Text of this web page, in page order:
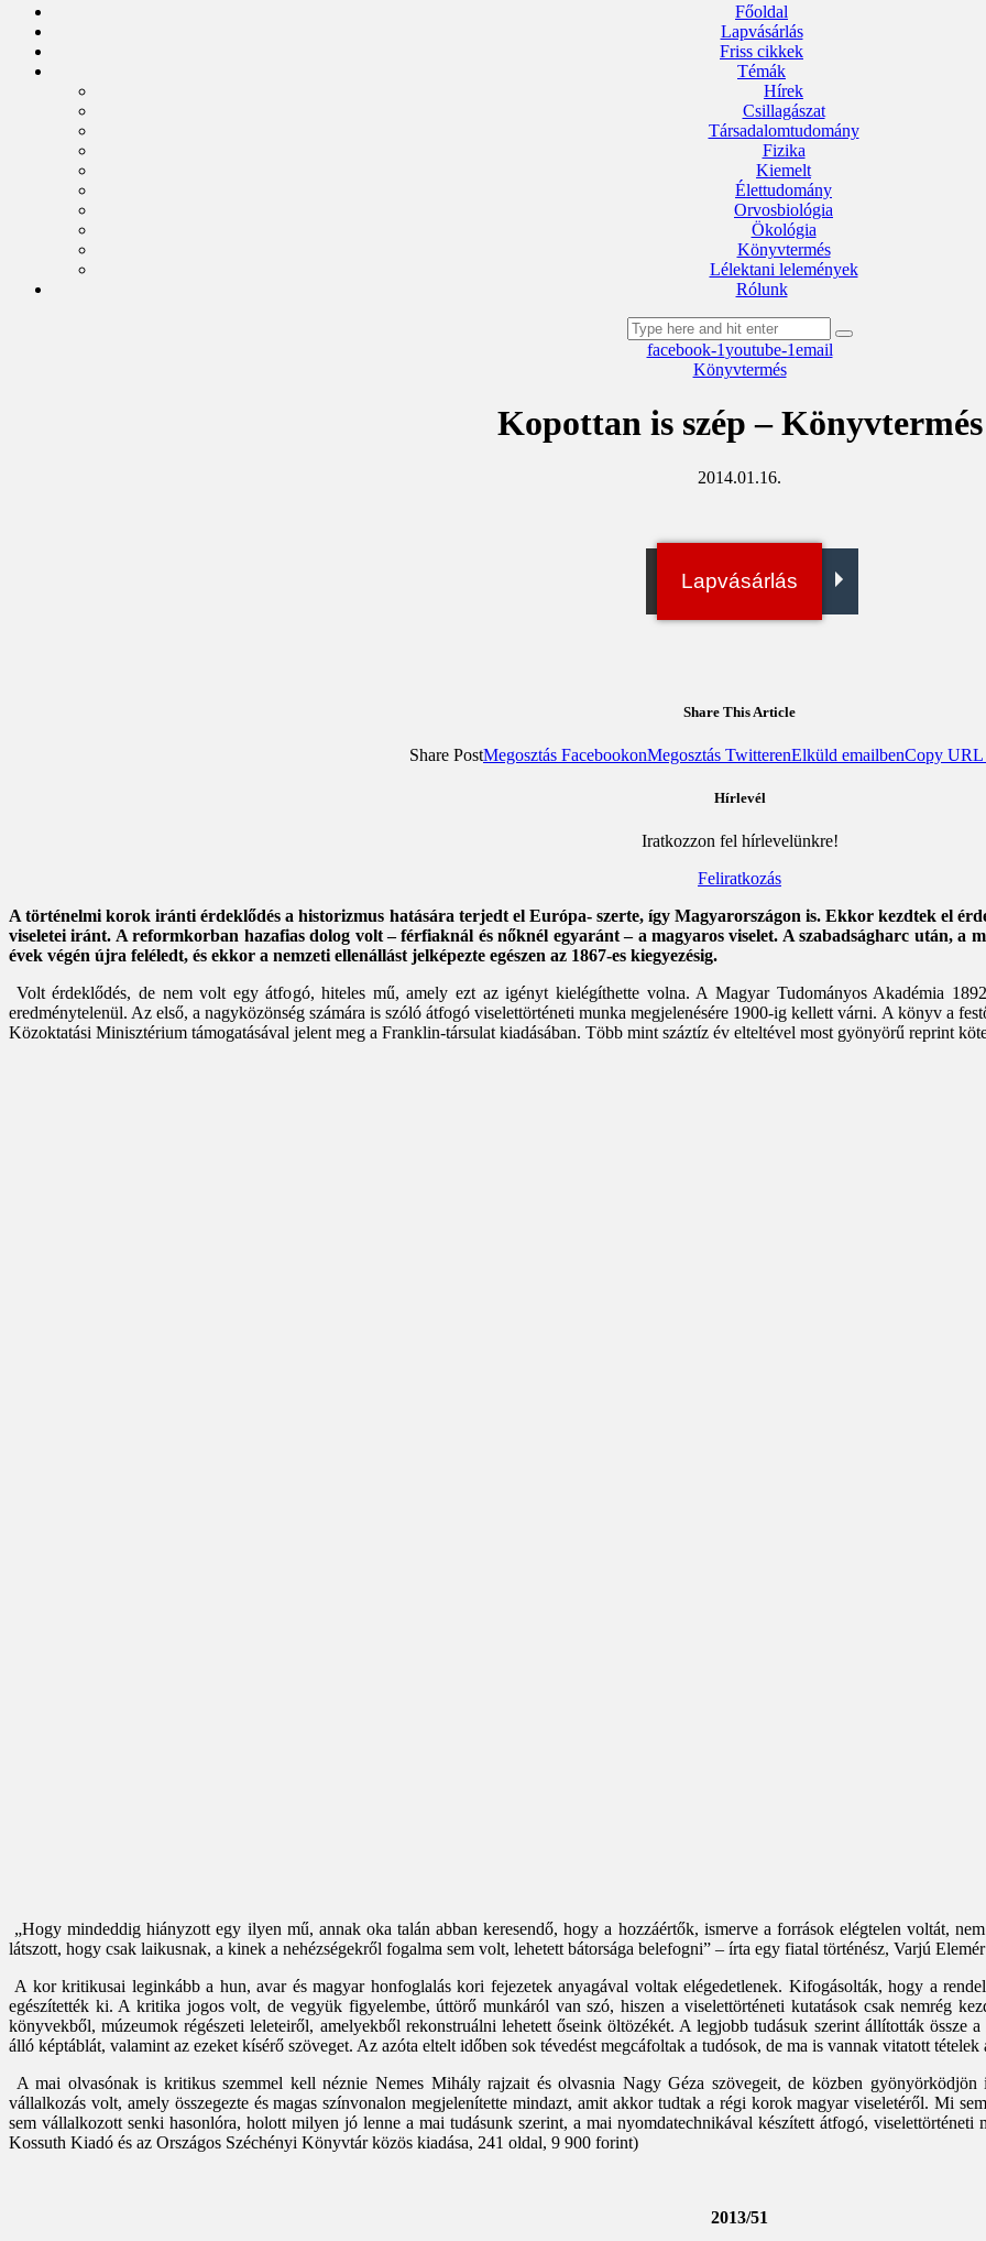
Főoldal
Lapvásárlás
Friss cikkek
Témák
Hírek
Csillagászat
Társadalomtudomány
Fizika
Kiemelt
Élettudomány
Orvosbiológia
Ökológia
Könyvtermés
Lélektani lelemények
Rólunk
facebook-1youtube-1email
Könyvtermés
Kopottan is szép – Könyvtermés
2014.01.16.
Digitális példány
Lapvásárlás
Share This Article
Share PostMegosztás FacebookonMegosztás TwitterenElküld emailbenCopy URL
Hírlevél
Iratkozzon fel hírlevelünkre!
Feliratkozás
A történelmi korok iránti érdeklődés a historizmus hatására terjedt el Európa- szerte, így Magyarországon is. Ekkor kezdtek el
viseletei iránt. A reformkorban hazafias dolog volt – férfiaknál és nőknél egyaránt – a magyaros viselet. A szabadságharc után, a
évek végén újra feléledt, és ekkor a nemzeti ellenállást jelképezte egészen az 1867-es kiegyezésig.
Volt érdeklődés, de nem volt egy átfogó, hiteles mű, amely ezt az igényt kielégíthette volna. A Magyar Tudományos Akadémia
eredménytelenül. Az első, a nagyközönség számára is szóló átfogó viselettörténeti munka megjelenésére 1900-ig kellett várni. A könyv a
Közoktatási Minisztérium támogatásával jelent meg a Franklin-társulat kiadásában. Több mint száztíz év elteltével most gyönyörű reprint
„Hogy mindeddig hiányzott egy ilyen mű, annak oka talán abban keresendő, hogy a hozzáértők, ismerve a források elégtelen voltát,
látszott, hogy csak laikusnak, a kinek a nehézségekről fogalma sem volt, lehetett bátorsága belefogni” – írta egy fiatal történész, Varjú
A kor kritikusai leginkább a hun, avar és magyar honfoglalás kori fejezetek anyagával voltak elégedetlenek. Kifogásolták, hogy a
egészítették ki. A kritika jogos volt, de vegyük figyelembe, úttörő munkáról van szó, hiszen a viselettörténeti kutatások csak nemrég
könyvekből, múzeumok régészeti leleteiről, amelyekből rekonstruálni lehetett őseink öltözékét. A legjobb tudásuk szerint állították össze
álló képtáblát, valamint az ezeket kísérő szöveget. Az azóta eltelt időben sok tévedést megcáfoltak a tudósok, de ma is vannak vitatott tételek
A mai olvasónak is kritikus szemmel kell néznie Nemes Mihály rajzait és olvasnia Nagy Géza szövegeit, de közben gyönyörködjön
vállalkozás volt, amely összegezte és magas színvonalon megjelenítette mindazt, amit akkor tudtak a régi korok magyar viseletéről. Mi
sem vállalkozott senki hasonlóra, holott milyen jó lenne a mai tudásunk szerint, a mai nyomdatechnikával készített átfogó,
Kossuth Kiadó és az Országos Széchényi Könyvtár közös kiadása, 241 oldal, 9 900 forint)
2013/51